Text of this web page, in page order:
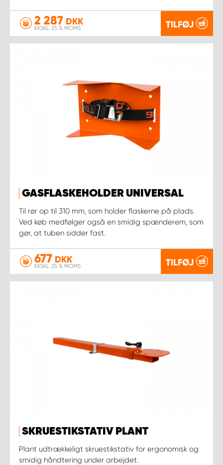
2 287 DKK
EKSKL. 25 % MOMS TILFØJ
GASFLASKEHOLDER UNIVERSAL
Til rør op til 310 mm, som holder flaskerne på plads.
Ved køb medfølger også en smidig spænderem, som
gør, at tuben sidder fast.
677 DKK
EKSKL. 25 % MOMS TILFØJ
SKRUESTIKSTATIV PLANT
Plant udtrækkeligt skruestikstativ for ergonomisk og
smidig håndtering under arbejdet.